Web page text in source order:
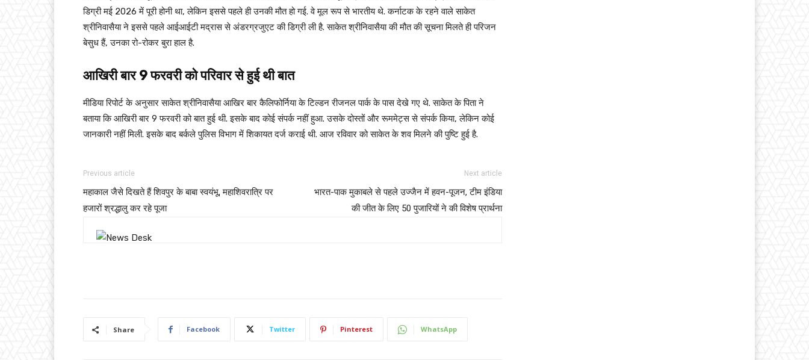
डिग्री मई 2026 में पूरी होनी था, लेकिन इससे पहले ही उनकी मौत हो गई. वे मूल रूप से भारतीय थे. कर्नाटक के रहने वाले साकेत
श्रीनिवासैया ने इससे पहले आईआईटी मद्रास से अंडरग्रजुएट की डिग्री ली है. साकेत श्रीनिवासैया की मौत की सूचना मिलते ही परिजन
बेसुध हैं, उनका रो-रोकर बुरा हाल है.
आखिरी बार 9 फरवरी को परिवार से हुई थी बात
मीडिया रिपोर्ट के अनुसार साकेत श्रीनिवासैया आखिर बार कैलिफोर्निया के टिल्डन रीजनल पार्क के पास देखे गए थे. साकेत के पिता ने
बताया कि आखिरी बार 9 फरवरी को बात हुई थी. इसके बाद कोई संपर्क नहीं हुआ. उसके दोस्तों और रूममेट्स से संपर्क किया, लेकिन कोई
जानकारी नहीं मिली. इसके बाद बर्कले पुलिस विभाग में शिकायत दर्ज कराई थी. आज रविवार को साकेत के शव मिलने की पुष्टि हुई है.
Previous article
महाकाल जैसे दिखते हैं शिवपुर के बाबा स्वयंभू, महाशिवरात्रि पर
हजारों श्रद्धालु कर रहे पूजा
Next article
भारत-पाक मुकाबले से पहले उज्जैन में हवन-पूजन, टीम इंडिया
की जीत के लिए 50 पुजारियों ने की विशेष प्रार्थना
Share Facebook Twitter Pinterest WhatsApp